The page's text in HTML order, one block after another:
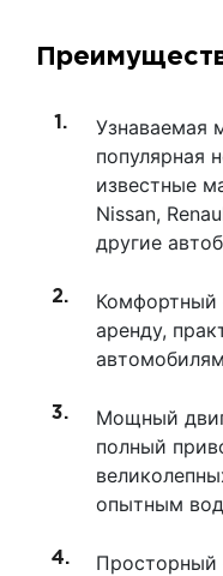
Узнаваемая
популярная
известные
Nissan,
другие
Комфортный
аренду,
Мощный
полный
опытным
Просторный